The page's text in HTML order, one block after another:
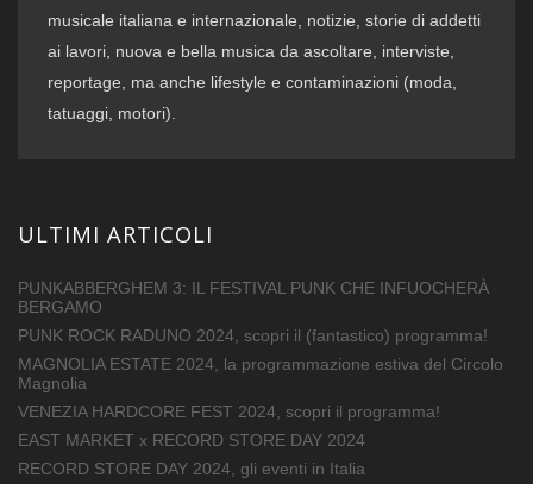
musicale italiana e internazionale, notizie, storie di addetti
ai lavori, nuova e bella musica da ascoltare, interviste,
reportage, ma anche lifestyle e contaminazioni (moda,
tatuaggi, motori).
ULTIMI ARTICOLI
PUNKABBERGHEM 3: IL FESTIVAL PUNK CHE INFUOCHERÀ
BERGAMO
PUNK ROCK RADUNO 2024, scopri il (fantastico) programma!
MAGNOLIA ESTATE 2024, la programmazione estiva del Circolo
Magnolia
VENEZIA HARDCORE FEST 2024, scopri il programma!
EAST MARKET x RECORD STORE DAY 2024
RECORD STORE DAY 2024, gli eventi in Italia